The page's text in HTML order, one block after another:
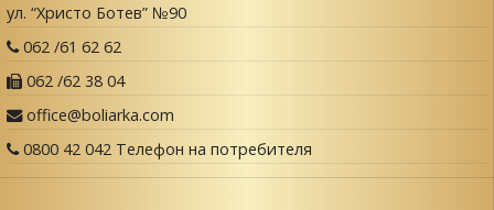
ул. “Христо Ботев” №90
062 /61 62 62
062 /62 38 04
office@boliarka.com
0800 42 042 Телефон на потребителя